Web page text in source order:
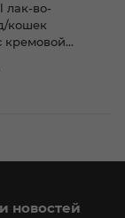
лак-во-
кошек
кремовой
Кацуо
новостей